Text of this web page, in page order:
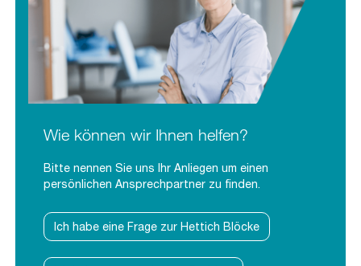
Wie können wir Ihnen helfen?
Bitte nennen Sie uns Ihr Anliegen um einen
persönlichen Ansprechpartner zu finden.
Ich habe eine Frage zur Hettich Blöcke